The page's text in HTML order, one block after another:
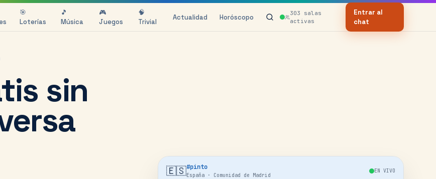
🎯
Loterías
🎵
Música
🎮
Juegos
🧠
Trivial
Actualidad Horóscopo 303 salas
activas
Entrar al
chat
sin
🇪🇸#pinto
España · Comunidad de Madrid
EN VIVO